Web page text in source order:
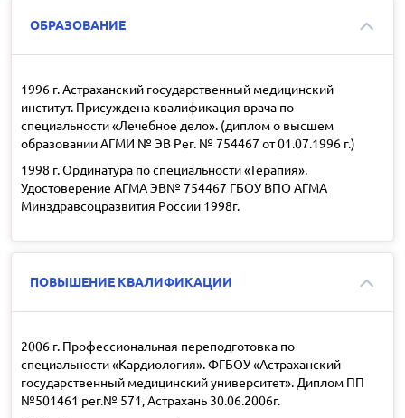
ОБРАЗОВАНИЕ
1996 г. Астраханский государственный медицинский
институт. Присуждена квалификация врача по
специальности «Лечебное дело». (диплом о высшем
образовании АГМИ № ЭВ Рег. № 754467 от 01.07.1996 г.)
1998 г. Ординатура по специальности «Терапия».
Удостоверение АГМА ЭВ№ 754467 ГБОУ ВПО АГМА
Минздравсоцразвития России 1998г.
ПОВЫШЕНИЕ КВАЛИФИКАЦИИ
2006 г. Профессиональная переподготовка по
специальности «Кардиология». ФГБОУ «Астраханский
государственный медицинский университет». Диплом ПП
№501461 рег.№ 571, Астрахань 30.06.2006г.